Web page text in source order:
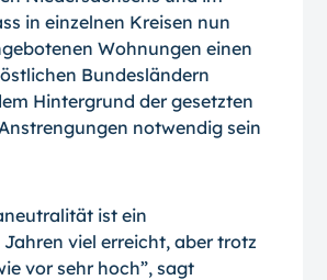
in einzelnen Kreisen nun
Wohnungen einen
Bundesländern
Hintergrund der gesetzten
notwendig sein
ist ein
viel erreicht, aber trotz
vor sehr hoch”, sagt